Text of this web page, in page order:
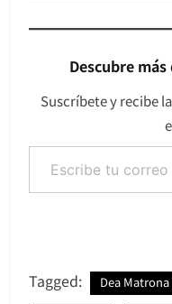
Descubre
Suscríbete y recibe
Escribe tu correo electrónico…
Tagged: Dea Matrona